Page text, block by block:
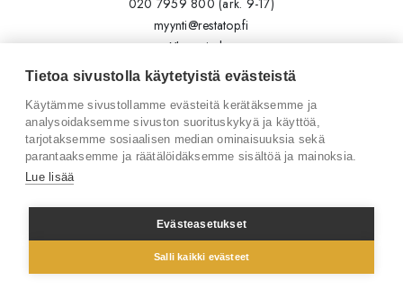
myynti@restatop.fi
Yhteystiedot
Lähetä viesti
Seuraa meitä
Tilaa uutiskirje
Facebook
© 2026 Restatop Oy
Tietoa sivustolla käytetyistä evästeistä
Käytämme sivustollamme evästeitä kerätäksemme ja
analysoidaksemme sivuston suorituskykyä ja käyttöä,
tarjotaksemme sosiaalisen median ominaisuuksia sekä
parantaaksemme ja räätälöidäksemme sisältöä ja mainoksia.
Lue lisää
Evästeasetukset
Salli kaikki evästeet